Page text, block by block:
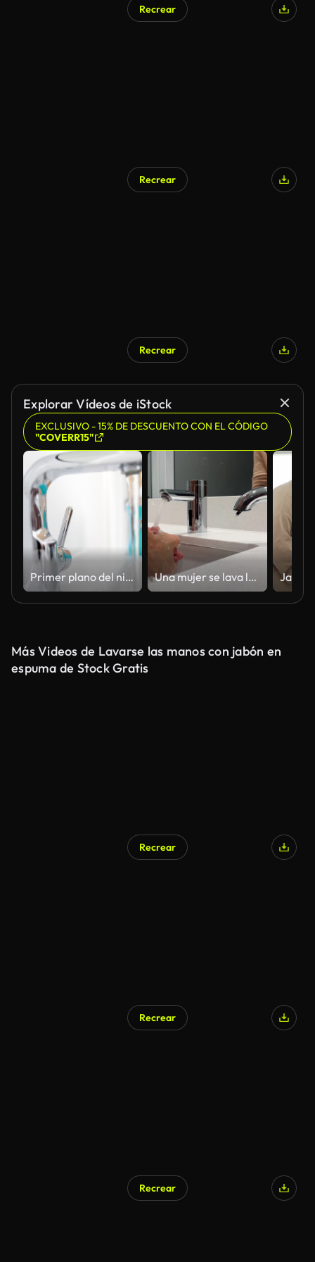
Recrear
Recrear
Recrear
Explorar Vídeos de iStock
EXCLUSIVO - 15% DE DESCUENTO CON EL CÓDIGO
"COVERR15"
Primer plano del niño que se lava las manos con jabón en casa para prevenir la infección Una mujer se lava las manos con espuma de jabón. Dispensador táctil con espuma de jabón para manos. Lavarse las manos en el baño.
Más Videos de Lavarse las manos con jabón en
espuma de Stock Gratis
Recrear
Recrear
Recrear